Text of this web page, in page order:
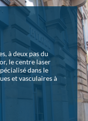
à deux pas du
le centre laser
dans le
et vasculaires à